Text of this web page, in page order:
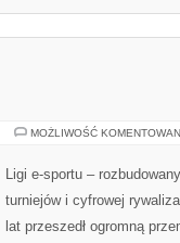
MOŻLIWOŚĆ
Ligi e-sportu –
turniejów i cyfrowej
lat przeszedł ogromną